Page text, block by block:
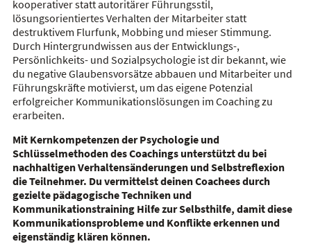
kooperativer statt autoritärer Führungsstil,
lösungsorientiertes Verhalten der Mitarbeiter statt
destruktivem Flurfunk, Mobbing und mieser Stimmung.
Durch Hintergrundwissen aus der Entwicklungs-,
Persönlichkeits- und Sozialpsychologie ist dir bekannt, wie
du negative Glaubensvorsätze abbauen und Mitarbeiter und
Führungskräfte motivierst, um das eigene Potenzial
erfolgreicher Kommunikationslösungen im Coaching zu
erarbeiten.
Mit Kernkompetenzen der Psychologie und
Schlüsselmethoden des Coachings unterstützt du bei
nachhaltigen Verhaltensänderungen und Selbstreflexion
die Teilnehmer. Du vermittelst deinen Coachees durch
gezielte pädagogische Techniken und
Kommunikationstraining Hilfe zur Selbsthilfe, damit diese
Kommunikationsprobleme und Konflikte erkennen und
eigenständig klären können.